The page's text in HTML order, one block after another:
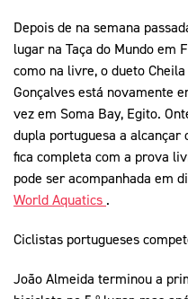
Depois de na semana
lugar na Taça do Mundo em
como na livre, o dueto
Gonçalves está novamente
vez em Soma Bay, Egito.
dupla portuguesa a alcançar
fica completa com a prova
pode ser acompanhada em
World Aquatics .
Ciclistas portugueses
João Almeida terminou a